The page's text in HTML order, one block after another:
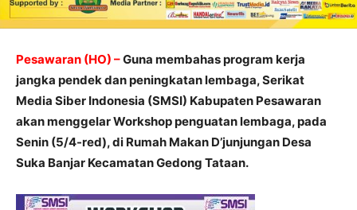
Pesawaran (HO) –Guna membahas program kerja
jangka pendek dan peningkatan lembaga, Serikat
Media Siber Indonesia (SMSI) Kabupaten Pesawaran
akan menggelar Workshop penguatan lembaga, pada
Senin (5/4-red), di Rumah Makan D’junjungan Desa
Suka Banjar Kecamatan Gedong Tataan.